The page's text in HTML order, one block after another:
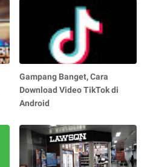
Gampang Banget, Cara
Download Video TikTok di
Android